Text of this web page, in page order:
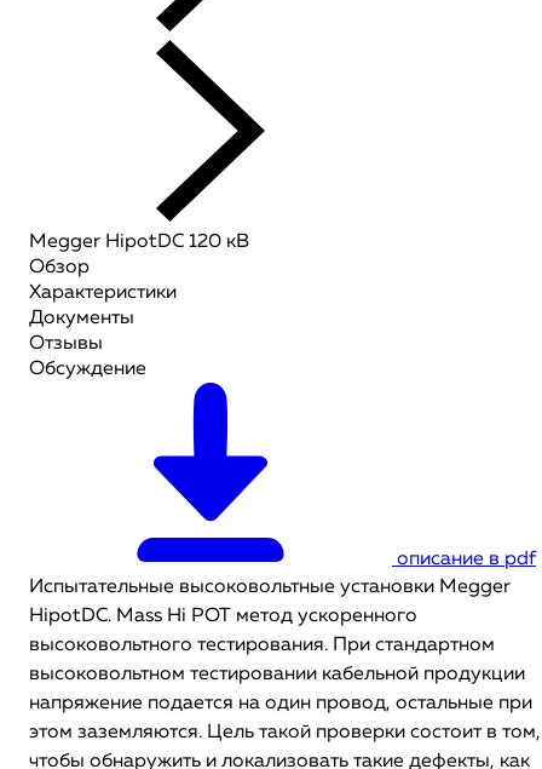
Megger HipotDC 120 кВ
Обзор
Характеристики
Документы
Отзывы
Обсуждение
описание в pdf
Испытательные высоковольтные установки Megger
HipotDC. Mass Hi POT метод ускоренного
высоковольтного тестирования. При стандартном
высоковольтном тестировании кабельной продукции
напряжение подается на один провод, остальные при
этом заземляются. Цель такой проверки состоит в том,
чтобы обнаружить и локализовать такие дефекты, как